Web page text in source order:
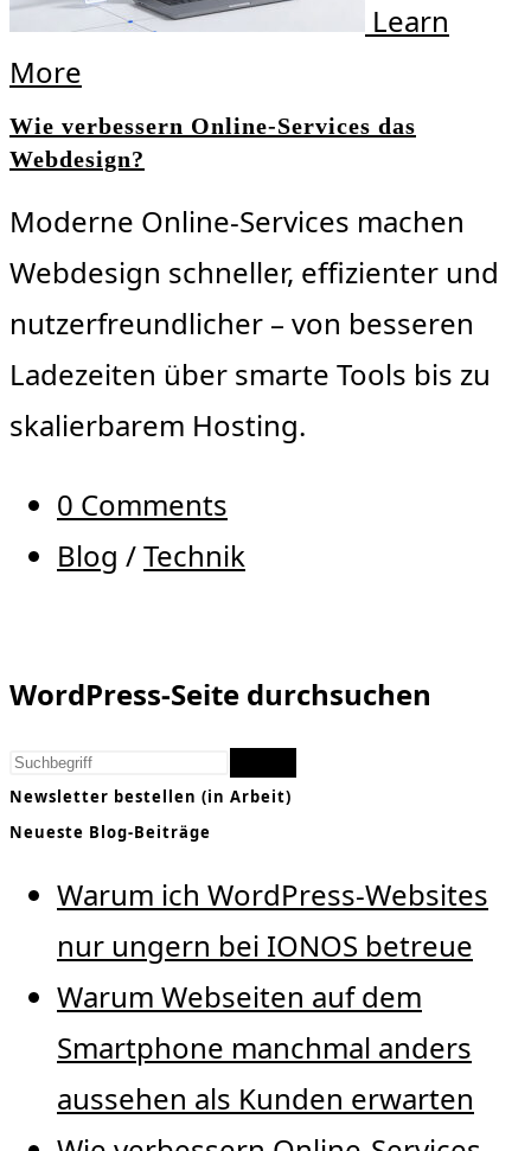
Learn
More
Wie verbessern Online-Services das
Webdesign?
Moderne Online-Services machen
Webdesign schneller, effizienter und
nutzerfreundlicher – von besseren
Ladezeiten über smarte Tools bis zu
skalierbarem Hosting.
0 Comments
Blog /Technik
WordPress-Seite durchsuchen
Newsletter bestellen (in Arbeit)
Neueste Blog-Beiträge
Warum ich WordPress-Websites
nur ungern bei IONOS betreue
Warum Webseiten auf dem
Smartphone manchmal anders
aussehen als Kunden erwarten